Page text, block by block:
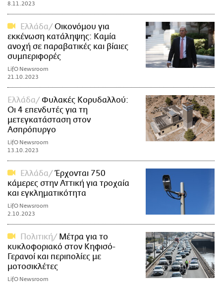
8.11.2023
Ελλάδα
Οικονόμου για
εκκένωση κατάληψης: Καμία
ανοχή σε παραβατικές και βίαιες
συμπεριφορές
LifO Newsroom
21.10.2023
Ελλάδα
Φυλακές Κορυδαλλού:
Οι 4 επενδυτές για τη
μετεγκατάσταση στον
Ασπρόπυργο
LifO Newsroom
13.10.2023
Ελλάδα
Έρχονται 750
κάμερες στην Αττική για τροχαία
και εγκληματικότητα
LifO Newsroom
2.10.2023
Πολιτική
Μέτρα για το
κυκλοφοριακό στον Κηφισό-
Γερανοί και περιπολίες με
μοτοσικλέτες
LifO Newsroom